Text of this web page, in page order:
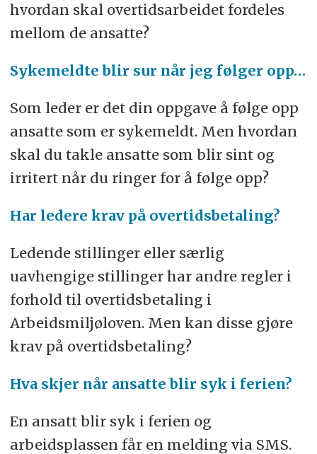
hvordan skal overtidsarbeidet fordeles
mellom de ansatte?
Sykemeldte blir sur når jeg følger opp…
Som leder er det din oppgave å følge opp
ansatte som er sykemeldt. Men hvordan
skal du takle ansatte som blir sint og
irritert når du ringer for å følge opp?
Har ledere krav på overtidsbetaling?
Ledende stillinger eller særlig
uavhengige stillinger har andre regler i
forhold til overtidsbetaling i
Arbeidsmiljøloven. Men kan disse gjøre
krav på overtidsbetaling?
Hva skjer når ansatte blir syk i ferien?
En ansatt blir syk i ferien og
arbeidsplassen får en melding via SMS.